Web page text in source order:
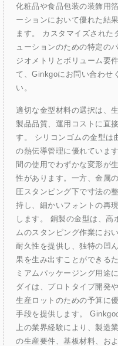
化粧品や食品包装の装飾用
ーションにおいて優れた結
ます。 カスタマイズされた
ューションのための特定の
ジオメトリとボリューム要
て、Ginkgoにお問い合わせ
い。
適切な金型材料の選択は、生
製品品質、運用コストに直
す。 シリコンゴムの金型は
の熱伝導管理に優れていま
間の使用でわずかな変形が
性があります。一方、金属
圧スタンピング下で寸法の
持し、細かいフォントの再
します。 銅製の金型は、高
ムのスタンピング作業にお
耐久性を提供し、独特の凹
果を生み出すことができる
ミアムパッケージング用途
ダイは、プロトタイプ開発
生産ロットのための予算に
手段を提供します。 Ginkgo
上の業界経験により、製造
の生産要件、基板材料、お